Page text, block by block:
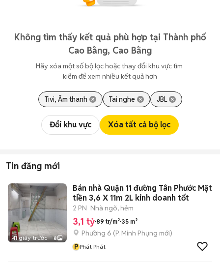
Không tìm thấy kết quả phù hợp tại Thành phố
Cao Bằng, Cao Bằng
Hãy xóa một số bộ lọc hoặc thay đổi khu vực tìm
kiếm để xem nhiều kết quả hơn
Tivi, Âm thanh Tai nghe JBL
Đổi khu vực Xóa tất cả bộ lọc
Tin đăng mới
41 giây trước 8
Bán nhà Quận 11 đường Tân Phước Mặt
tiền 3,6 X 11m 2L kinh doanh tốt
2 PN Nhà ngõ, hẻm
3,1 tỷ 89 tr/m² 35 m²
Phường 6 (P. Minh Phụng mới)
P Phát Phát